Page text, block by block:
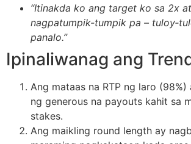
“Itinakda ko ang target ko sa 2x
nagpatumpik-tumpik pa –
panalo.”
Ipinaliwanag ang
Ang mataas na RTP ng laro
ng generous na payouts kahit sa
stakes.
Ang maikling round length ay